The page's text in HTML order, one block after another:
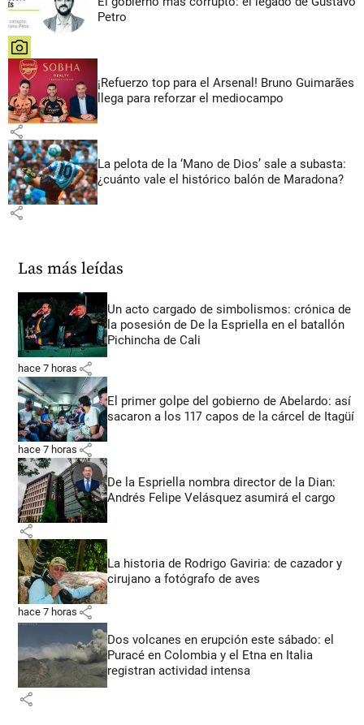
Petro
share
¡Refuerzo top para el Arsenal! Bruno Guimarães
llega para reforzar el mediocampo
share
La pelota de la ‘Mano de Dios’ sale a subasta:
¿cuánto vale el histórico balón de Maradona?
share
Las más leídas
Un acto cargado de simbolismos: crónica de
la posesión de De la Espriella en el batallón
Pichincha de Cali
hace 7 horas share
El primer golpe del gobierno de Abelardo: así
sacaron a los 117 capos de la cárcel de Itagüí
hace 7 horas share
De la Espriella nombra director de la Dian:
Andrés Felipe Velásquez asumirá el cargo
share
La historia de Rodrigo Gaviria: de cazador y
cirujano a fotógrafo de aves
hace 7 horas share
Dos volcanes en erupción este sábado: el
Puracé en Colombia y el Etna en Italia
registran actividad intensa
share